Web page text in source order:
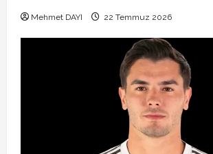
Mehmet DAYI 22 Temmuz 2026